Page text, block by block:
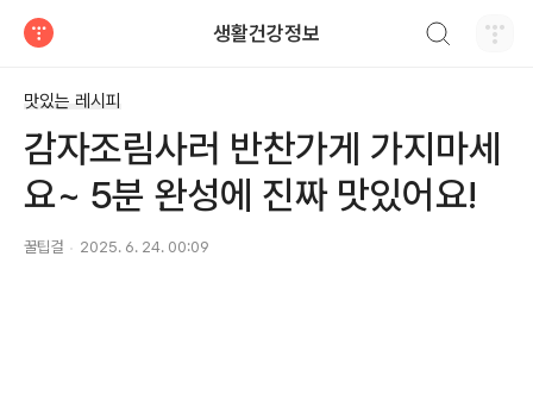
생활건강정보
맛있는 레시피
감자조림사러 반찬가게 가지마세
요~ 5분 완성에 진짜 맛있어요!
꿀팁걸 2025. 6. 24. 00:09